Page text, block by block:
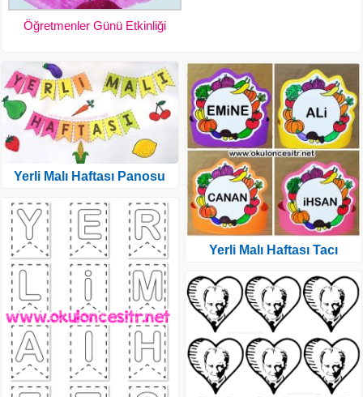
Öğretmenler Günü Etkinliği
Yerli Malı Haftası Panosu
Yerli Malı Haftası Tacı